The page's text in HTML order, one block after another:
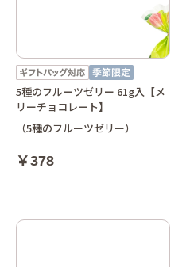
5種のフルーツゼリー 61g入【メ
リーチョコレート】
（5種のフルーツゼリー）
￥378